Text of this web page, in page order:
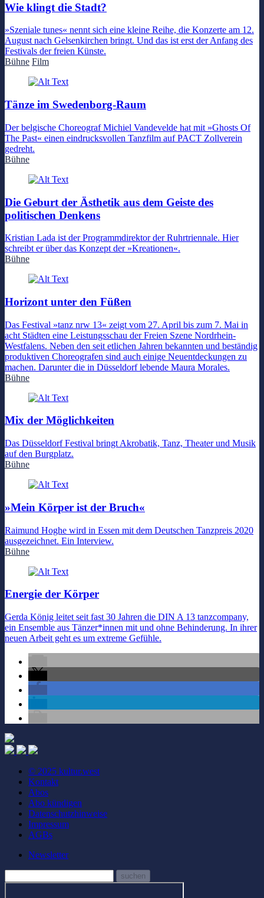
Wie klingt die Stadt?
»Szeniale tunes« nennt sich eine kleine Reihe, die Konzerte am 12.
August nach Gelsenkirchen bringt. Und das ist erst der Anfang des
Festivals der freien Künste.
Bühne Film
Tänze im Swedenborg-Raum
Der belgische Choreograf Michiel Vandevelde hat mit »Ghosts Of
The Past« einen eindrucksvollen Tanzfilm auf PACT Zollverein
gedreht.
Bühne
Die Geburt der Ästhetik aus dem Geiste des
politischen Denkens
Kristian Lada ist der Programmdirektor der Ruhrtriennale. Hier
schreibt er über das Konzept der »Kreationen«.
Bühne
Horizont unter den Füßen
Das Festival »tanz nrw 13« zeigt vom 27. April bis zum 7. Mai in
acht Städten eine Leistungsschau der Freien Szene Nordrhein-
Westfalens. Neben den seit etlichen Jahren bekannten und beständig
produktiven Choreografen sind auch einige Neuentdeckungen zu
machen. Darunter die in Düsseldorf lebende Maura Morales.
Bühne
Mix der Möglichkeiten
Das Düsseldorf Festival bringt Akrobatik, Tanz, Theater und Musik
auf den Burgplatz.
Bühne
»Mein Körper ist der Bruch«
Raimund Hoghe wird in Essen mit dem Deutschen Tanzpreis 2020
ausgezeichnet. Ein Interview.
Bühne
Energie der Körper
Gerda König leitet seit fast 30 Jahren die DIN A 13 tanzcompany,
ein Ensemble aus Tänzer*innen mit und ohne Behinderung. In ihrer
neuen Arbeit geht es um extreme Gefühle.
© 2025 kultur.west
Kontakt
Abos
Abo kündigen
Datenschutzhinweise
Impressum
AGBs
Newsletter